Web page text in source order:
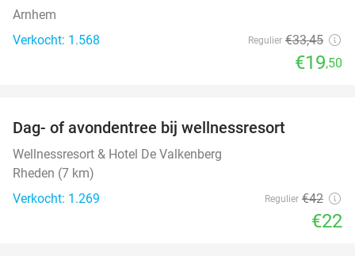
Arnhem
Verkocht: 1.568
Regulier €33,45
€19,50
Dag- of avondentree bij wellnessresort
Wellnessresort & Hotel De Valkenberg
Rheden (7 km)
Verkocht: 1.269
Regulier €42
€22